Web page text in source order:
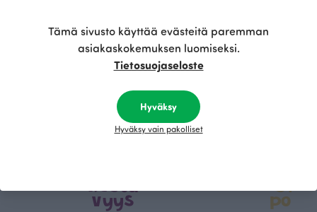
Kestä
vyys
Oma
Tämä sivusto käyttää evästeitä paremman
asiakaskokemuksen luomiseksi.
Tietosuojaseloste
Hyväksy
Hyväksy vain pakolliset